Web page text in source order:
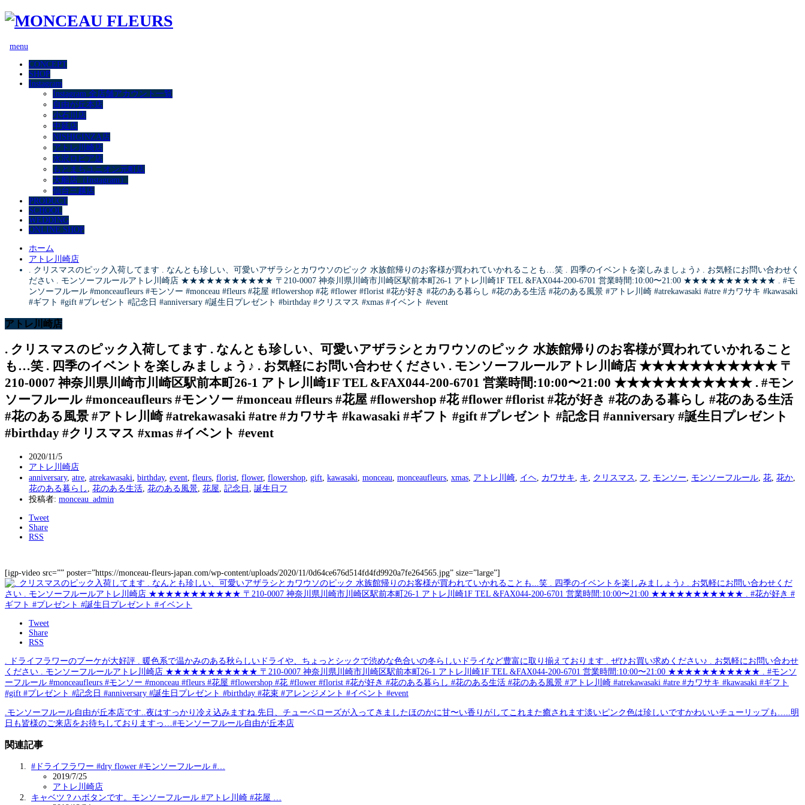
menu
CONCEPT
SHOP
Instagram
Instagram 全店舗アカウント一覧
自由が丘本店
小石川店
中延店
NISHIGINZA店
アトレ川崎店
水沢ロピア店
もとまちユニオン元町店
大船店（Instagram）
仙台三越店
PRODUCT
SCHOOL
WEDDING
ONLINE SHOP
ホーム
アトレ川崎店
. クリスマスのピック入荷してます . なんとも珍しい、可愛いアザラシとカワウソのピック 水族館帰りのお客様が買われていかれることも…笑 . 四季のイベントを楽しみましょう♪ . お気軽にお問い合わせく
ださい . モンソーフルールアトレ川崎店 ★★★★★★★★★★★ 〒210-0007 神奈川県川崎市川崎区駅前本町26-1 アトレ川崎1F TEL &FAX044-200-6701 営業時間:10:00〜21:00 ★★★★★★★★★★★ . #モ
ンソーフルール #monceaufleurs #モンソー #monceau #fleurs #花屋 #flowershop #花 #flower #florist #花が好き #花のある暮らし #花のある生活 #花のある風景 #アトレ川崎 #atrekawasaki #atre #カワサキ #kawasaki
#ギフト #gift #プレゼント #記念日 #anniversary #誕生日プレゼント #birthday #クリスマス #xmas #イベント #event
アトレ川崎店
. クリスマスのピック入荷してます . なんとも珍しい、可愛いアザラシとカワウソのピック 水族館帰りのお客様が買われていかれること
も…笑 . 四季のイベントを楽しみましょう♪ . お気軽にお問い合わせください . モンソーフルールアトレ川崎店 ★★★★★★★★★★★ 〒
210-0007 神奈川県川崎市川崎区駅前本町26-1 アトレ川崎1F TEL &FAX044-200-6701 営業時間:10:00〜21:00 ★★★★★★★★★★★ . #モン
ソーフルール #monceaufleurs #モンソー #monceau #fleurs #花屋 #flowershop #花 #flower #florist #花が好き #花のある暮らし #花のある生活
#花のある風景 #アトレ川崎 #atrekawasaki #atre #カワサキ #kawasaki #ギフト #gift #プレゼント #記念日 #anniversary #誕生日プレゼント
#birthday #クリスマス #xmas #イベント #event
2020/11/5
アトレ川崎店
anniversary, atre atrekawasaki birthday, event fleurs florist flower, flowershop gift kawasaki monceau monceaufleurs xmas アトレ川崎 イヘ カワサキ キ クリスマス フ モンソー モンソーフルール 花 花か
花のある暮らし
花のある生活 花のある風景 花屋 記念日
誕生日フ
投稿者: monceau_admin
Tweet
Share
RSS
[igp-video src=”” poster=”https://monceau-fleurs-japan.com/wp-content/uploads/2020/11/0d64ce676d514fd4fd9920a7fe264565.jpg” size=”large”]
Tweet
Share
RSS
. ドライフラワーのブーケが大好評 . 暖色系で温かみのある秋らしいドライや、ちょっとシックで渋めな色合いの冬らしいドライなど豊富に取り揃えております️ . ぜひお買い求めください♪ . お気軽にお問い合わせ
ください . モンソーフルールアトレ川崎店 ★★★★★★★★★★★ 〒210-0007 神奈川県川崎市川崎区駅前本町26-1 アトレ川崎1F TEL &FAX044-200-6701 営業時間:10:00〜21:00 ★★★★★★★★★★★ . #モンソ
ーフルール #monceaufleurs #モンソー #monceau #fleurs #花屋 #flowershop #花 #flower #florist #花が好き #花のある暮らし #花のある生活 #花のある風景 #アトレ川崎 #atrekawasaki #atre #カワサキ #kawasaki #ギフト
#gift #プレゼント #記念日 #anniversary #誕生日プレゼント #birthday #花束 #アレンジメント #イベント #event
.モンソーフルール自由が丘本店です..夜はすっかり冷え込みますね.先日、チューベローズが入ってきましたほのかに甘〜い香りがしてこれまた癒されます️️淡いピンク色は珍しいですかわいいチューリップも…..明
日も皆様のご来店をお待ちしておりますっ…#モンソーフルール自由が丘本店
関連記事
#ドライフラワー #dry flower #モンソーフルール #…
2019/7/25
アトレ川崎店
キャベツ？ハボタンです。モンソーフルール #アトレ川崎 #花屋 …